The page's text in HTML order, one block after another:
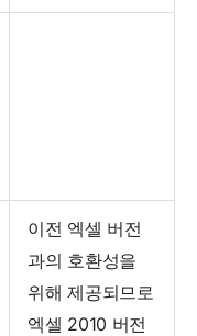
이전 엑셀 버전
과의 호환성을
위해 제공되므로
엑셀 2010 버전